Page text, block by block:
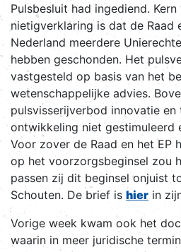
Pulsbesluit had ingediend.
nietigverklaring is dat de Raad
Nederland meerdere
hebben geschonden. Het
vastgesteld op basis van het
wetenschappelijke advies.
pulsvisserijverbod innovatie en
ontwikkeling niet gestimuleerd
Voor zover de Raad en het EP
op het voorzorgsbeginsel zou
passen zij dit beginsel onjuist
Schouten. De brief is hier in
Vorige week kwam ook het
waarin in meer juridische